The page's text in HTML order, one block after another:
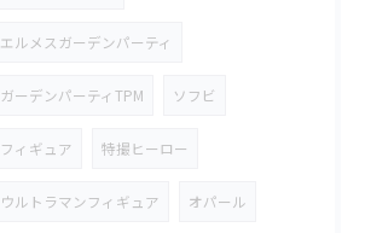
エルメスガーデンパーティ
ガーデンパーティTPM ソフビ
フィギュア 特撮ヒーロー
ウルトラマンフィギュア オパール